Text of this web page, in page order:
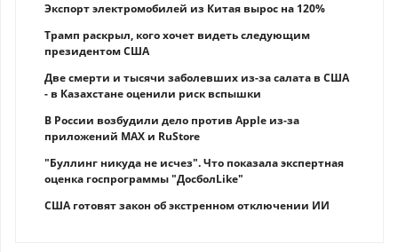
Экспорт электромобилей из Китая вырос на 120%
Трамп раскрыл, кого хочет видеть следующим
президентом США
Две смерти и тысячи заболевших из-за салата в США
- в Казахстане оценили риск вспышки
В России возбудили дело против Apple из-за
приложений MAX и RuStore
"Буллинг никуда не исчез". Что показала экспертная
оценка госпрограммы "ДосболLike"
США готовят закон об экстренном отключении ИИ